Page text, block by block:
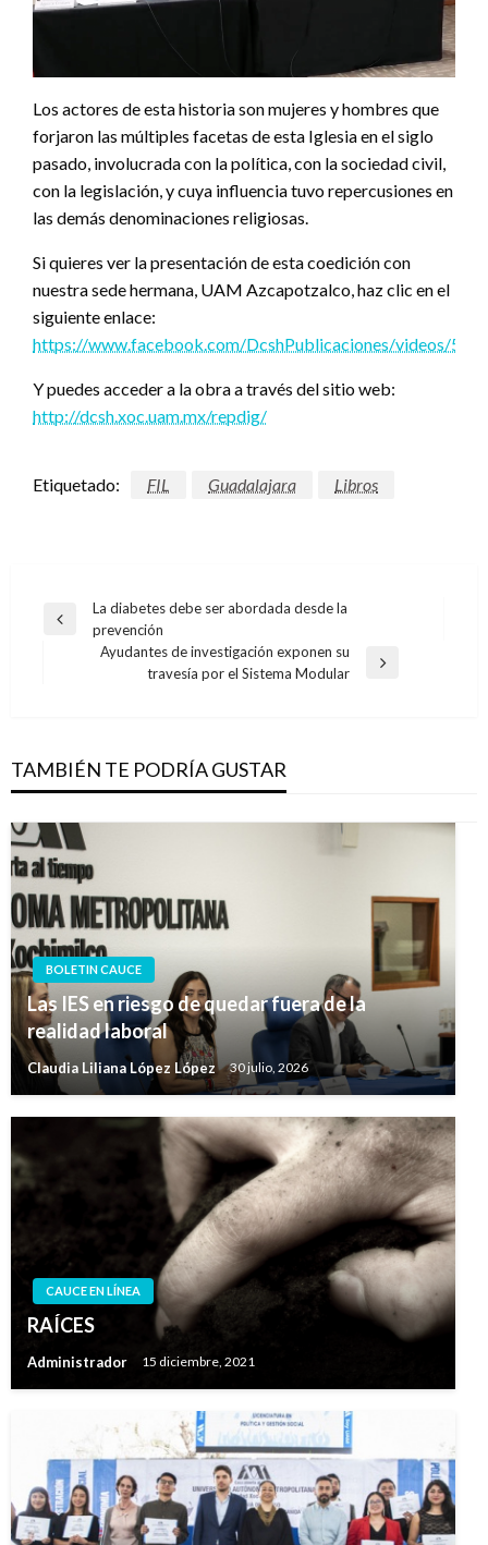
Los actores de esta historia son mujeres y hombres que
forjaron las múltiples facetas de esta Iglesia en el siglo
pasado, involucrada con la política, con la sociedad civil,
con la legislación, y cuya influencia tuvo repercusiones en
las demás denominaciones religiosas.
Si quieres ver la presentación de esta coedición con
nuestra sede hermana, UAM Azcapotzalco, haz clic en el
siguiente enlace:
https://www.facebook.com/DcshPublicaciones/videos/
Y puedes acceder a la obra a través del sitio web:
http://dcsh.xoc.uam.mx/repdig/
Etiquetado: FIL Guadalajara Libros
Navegación
Entrada
La diabetes debe ser abordada desde la
prevención
Ayudantes de investigación exponen su
travesía por el Sistema Modular
TAMBIÉN TE PODRÍA GUSTAR
BOLETIN CAUCE
Las IES en riesgo de quedar fuera de la
realidad laboral
Claudia Liliana López López 30 julio, 2026
CAUCE EN LÍNEA
RAÍCES
Administrador 15 diciembre, 2021